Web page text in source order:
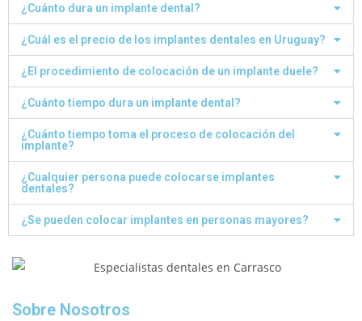
¿Cuánto dura un implante dental?
¿Cuál es el precio de los implantes dentales en Uruguay?
¿El procedimiento de colocación de un implante duele?
¿Cuánto tiempo dura un implante dental?
¿Cuánto tiempo toma el proceso de colocación del
implante?
¿Cualquier persona puede colocarse implantes
dentales?
¿Se pueden colocar implantes en personas mayores?
Sobre Nosotros